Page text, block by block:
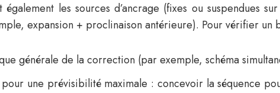
les sources d’ancrage (fixes ou suspendues
expansion + proclinaison antérieure). Pour vérifier un
générale de la correction (par exemple, schéma
une prévisibilité maximale : concevoir la séquence